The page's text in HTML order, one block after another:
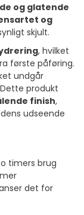
og glatende
og
skjult.
, hvilket
første påføring.
undgår
produkt
finish,
udseende
timers brug
det for